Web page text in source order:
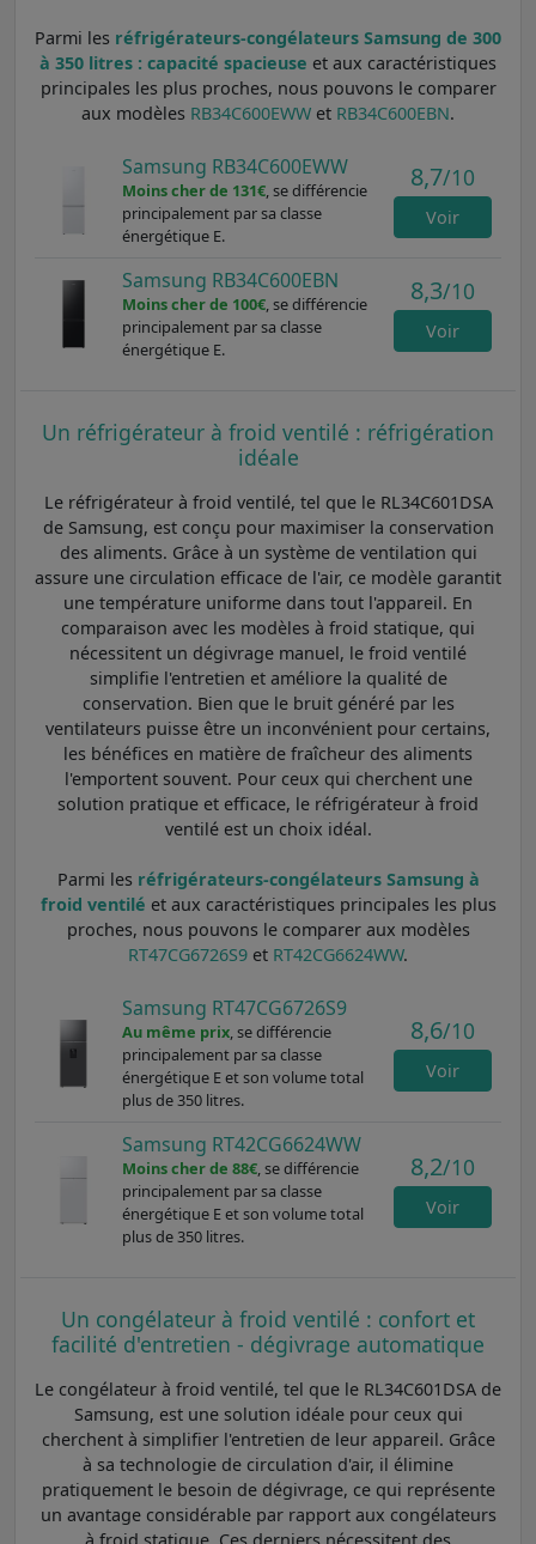
Parmi les réfrigérateurs-congélateurs Samsung de 300
à 350 litres : capacité spacieuse et aux caractéristiques
principales les plus proches, nous pouvons le comparer
aux modèles RB34C600EWW et RB34C600EBN.
Samsung RB34C600EWW
Moins cher de 131€, se différencie
principalement par sa classe
énergétique E.
8,7/10
Voir
Samsung RB34C600EBN
Moins cher de 100€, se différencie
principalement par sa classe
énergétique E.
8,3/10
Voir
Un réfrigérateur à froid ventilé : réfrigération
idéale
Le réfrigérateur à froid ventilé, tel que le RL34C601DSA
de Samsung, est conçu pour maximiser la conservation
des aliments. Grâce à un système de ventilation qui
assure une circulation efficace de l'air, ce modèle garantit
une température uniforme dans tout l'appareil. En
comparaison avec les modèles à froid statique, qui
nécessitent un dégivrage manuel, le froid ventilé
simplifie l'entretien et améliore la qualité de
conservation. Bien que le bruit généré par les
ventilateurs puisse être un inconvénient pour certains,
les bénéfices en matière de fraîcheur des aliments
l'emportent souvent. Pour ceux qui cherchent une
solution pratique et efficace, le réfrigérateur à froid
ventilé est un choix idéal.
Parmi les réfrigérateurs-congélateurs Samsung à
froid ventilé et aux caractéristiques principales les plus
proches, nous pouvons le comparer aux modèles
RT47CG6726S9 et RT42CG6624WW.
Samsung RT47CG6726S9
Au même prix, se différencie
principalement par sa classe
énergétique E et son volume total
plus de 350 litres.
8,6/10
Voir
Samsung RT42CG6624WW
Moins cher de 88€, se différencie
principalement par sa classe
énergétique E et son volume total
plus de 350 litres.
8,2/10
Voir
Un congélateur à froid ventilé : confort et
facilité d'entretien - dégivrage automatique
Le congélateur à froid ventilé, tel que le RL34C601DSA de
Samsung, est une solution idéale pour ceux qui
cherchent à simplifier l'entretien de leur appareil. Grâce
à sa technologie de circulation d'air, il élimine
pratiquement le besoin de dégivrage, ce qui représente
un avantage considérable par rapport aux congélateurs
à froid statique. Ces derniers nécessitent des